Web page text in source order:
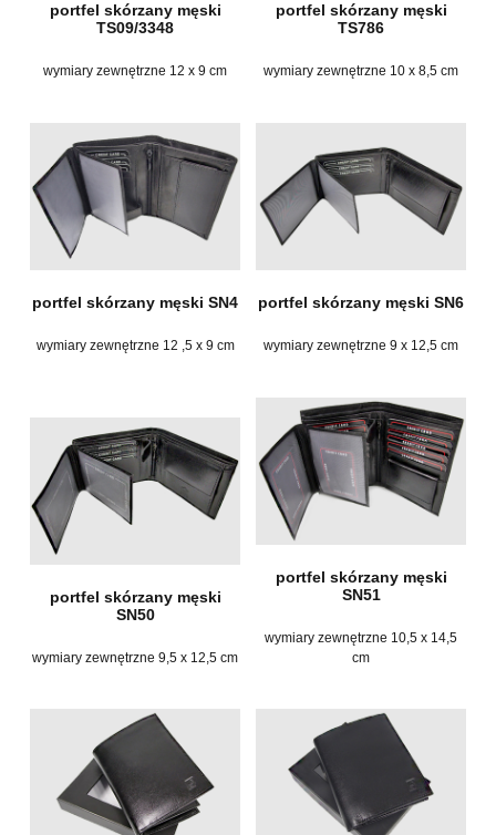
portfel skórzany męski
TS09/3348
wymiary zewnętrzne 12 x 9 cm
portfel skórzany męski
TS786
wymiary zewnętrzne 10 x 8,5 cm
portfel skórzany męski SN4
wymiary zewnętrzne 12 ,5 x 9 cm
portfel skórzany męski SN6
wymiary zewnętrzne 9 x 12,5 cm
portfel skórzany męski
SN50
wymiary zewnętrzne 9,5 x 12,5 cm
portfel skórzany męski
SN51
wymiary zewnętrzne 10,5 x 14,5
cm